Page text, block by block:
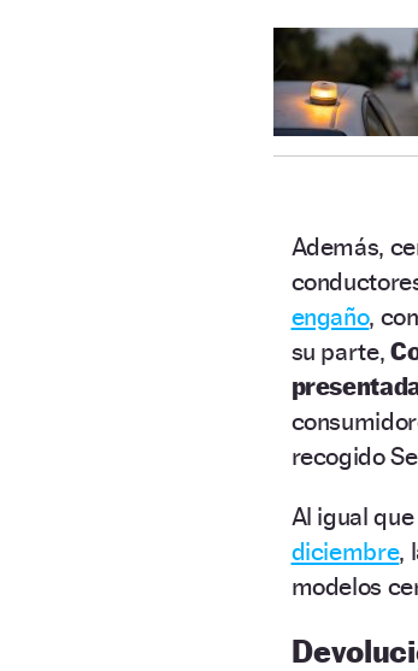
Además,
engaño,
su parte,
recogido
Al igual
diciembre,
modelos